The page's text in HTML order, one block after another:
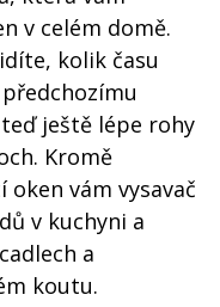
v celém domě.
kolik času
ještě lépe rohy
Kromě
vám vysavač
v kuchyni a
a
koutu.